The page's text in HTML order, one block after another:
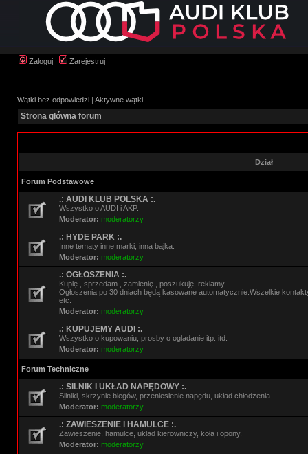
Zaloguj Zarejestruj
Wątki bez odpowiedzi | Aktywne wątki
Strona główna forum
Dział
Forum Podstawowe
.: AUDI KLUB POLSKA :.
Wszystko o AUDI i AKP.
Moderator: moderatorzy
.: HYDE PARK :.
Inne tematy inne marki, inna bajka.
Moderator: moderatorzy
.: OGŁOSZENIA :.
Kupię , sprzedam , zamienię , poszukuję, reklamy.
Ogłoszenia po 30 dniach będą kasowane automatycznie.Wszelkie
etc.
Moderator: moderatorzy
.: KUPUJEMY AUDI :.
Wszystko o kupowaniu, prosby o ogladanie itp. itd.
Moderator: moderatorzy
Forum Techniczne
.: SILNIK I UKŁAD NAPĘDOWY :.
Silniki, skrzynie biegów, przeniesienie napędu, układ chłodzenia.
Moderator: moderatorzy
.: ZAWIESZENIE i HAMULCE :.
Zawieszenie, hamulce, układ kierowniczy, koła i opony.
Moderator: moderatorzy